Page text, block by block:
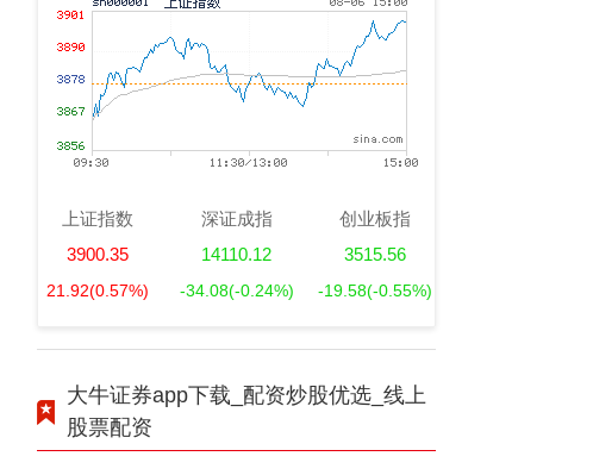
上证指数
3900.35
21.92(0.57%)
深证成指
14110.12
-34.08(-0.24%)
创业板指
3515.56
-19.58(-0.55%)
大牛证券app下载_配资炒股优选_线上
股票配资